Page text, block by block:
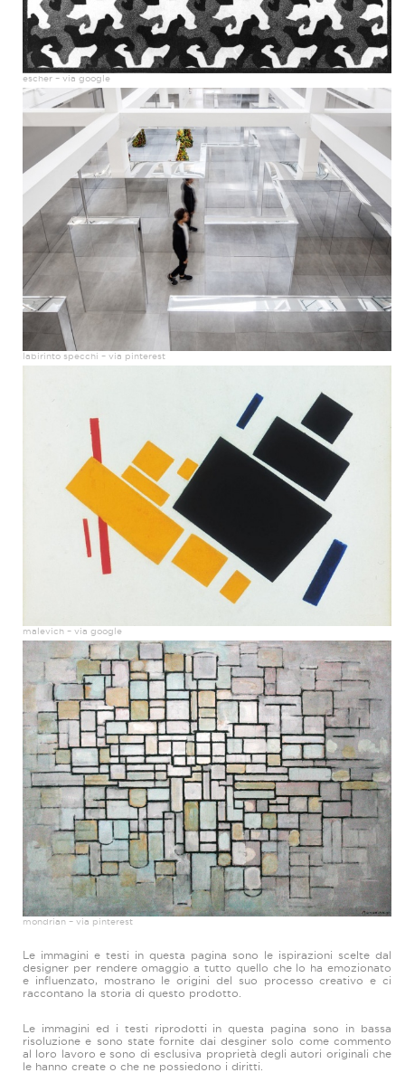
escher – via google
labirinto specchi – via pinterest
malevich – via google
mondrian – via pinterest
Le immagini e testi in questa pagina sono le ispirazioni scelte dal
designer per rendere omaggio a tutto quello che lo ha emozionato
e influenzato, mostrano le origini del suo processo creativo e ci
raccontano la storia di questo prodotto.
Le immagini ed i testi riprodotti in questa pagina sono in bassa
risoluzione e sono state fornite dai desginer solo come commento
al loro lavoro e sono di esclusiva proprietà degli autori originali che
le hanno create o che ne possiedono i diritti.